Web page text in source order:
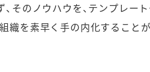
そのノウハウを、テンプレー
織を素早く手の内化することが